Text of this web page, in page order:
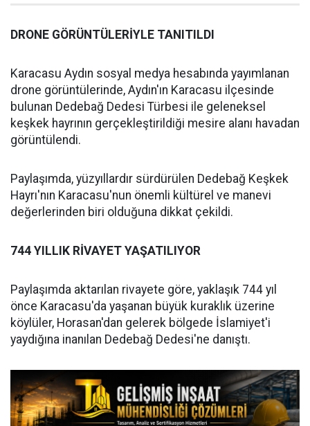
DRONE GÖRÜNTÜLERİYLE TANITILDI
Karacasu Aydın sosyal medya hesabında yayımlanan
drone görüntülerinde, Aydın'ın Karacasu ilçesinde
bulunan Dedebağ Dedesi Türbesi ile geleneksel
keşkek hayrının gerçekleştirildiği mesire alanı havadan
görüntülendi.
Paylaşımda, yüzyıllardır sürdürülen Dedebağ Keşkek
Hayrı'nın Karacasu'nun önemli kültürel ve manevi
değerlerinden biri olduğuna dikkat çekildi.
744 YILLIK RİVAYET YAŞATILIYOR
Paylaşımda aktarılan rivayete göre, yaklaşık 744 yıl
önce Karacasu'da yaşanan büyük kuraklık üzerine
köylüler, Horasan'dan gelerek bölgede İslamiyet'i
yaydığına inanılan Dedebağ Dedesi'ne danıştı.